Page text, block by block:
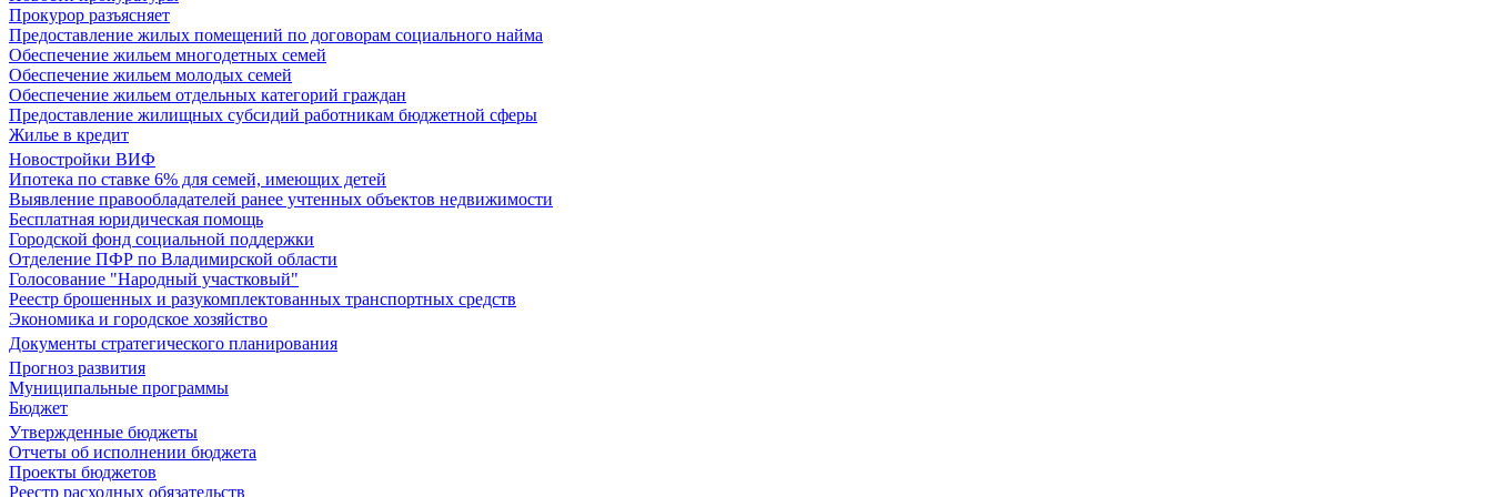
Прокурор разъясняет
Предоставление жилых помещений по договорам социального найма
Обеспечение жильем многодетных семей
Обеспечение жильем молодых семей
Обеспечение жильем отдельных категорий граждан
Предоставление жилищных субсидий работникам бюджетной сферы
Жилье в кредит
Новостройки ВИФ
Ипотека по ставке 6% для семей, имеющих детей
Выявление правообладателей ранее учтенных объектов недвижимости
Бесплатная юридическая помощь
Городской фонд социальной поддержки
Отделение ПФР по Владимирской области
Голосование "Народный участковый"
Реестр брошенных и разукомплектованных транспортных средств
Экономика и городское хозяйство
Документы стратегического планирования
Прогноз развития
Муниципальные программы
Бюджет
Утвержденные бюджеты
Отчеты об исполнении бюджета
Проекты бюджетов
Реестр расходных обязательств